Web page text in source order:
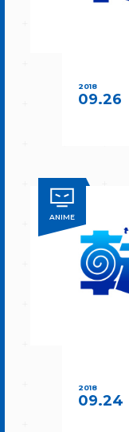
2018
09.26
ANIME
2018
09.24